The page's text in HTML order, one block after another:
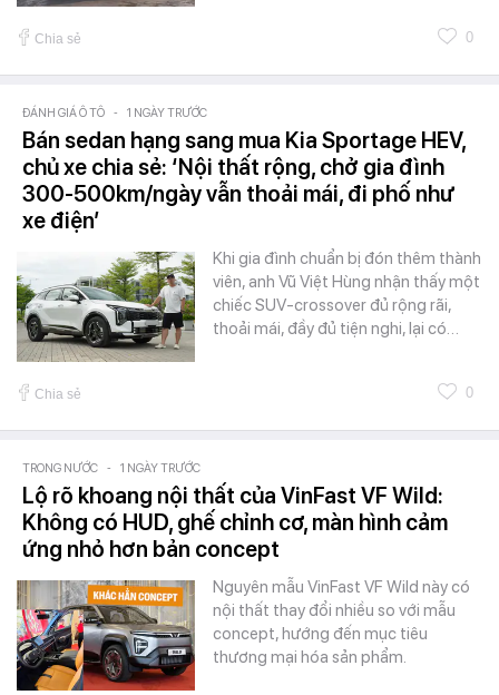
Chia sẻ 0
ĐÁNH GIÁ Ô TÔ - 1 NGÀY TRƯỚC
Bán sedan hạng sang mua Kia Sportage HEV,
chủ xe chia sẻ: ‘Nội thất rộng, chở gia đình
300-500km/ngày vẫn thoải mái, đi phố như
xe điện’
Khi gia đình chuẩn bị đón thêm thành
viên, anh Vũ Việt Hùng nhận thấy một
chiếc SUV-crossover đủ rộng rãi,
thoải mái, đầy đủ tiện nghi, lại có…
Chia sẻ 0
TRONG NƯỚC - 1 NGÀY TRƯỚC
Lộ rõ khoang nội thất của VinFast VF Wild:
Không có HUD, ghế chỉnh cơ, màn hình cảm
ứng nhỏ hơn bản concept
Nguyên mẫu VinFast VF Wild này có
nội thất thay đổi nhiều so với mẫu
concept, hướng đến mục tiêu
thương mại hóa sản phẩm.